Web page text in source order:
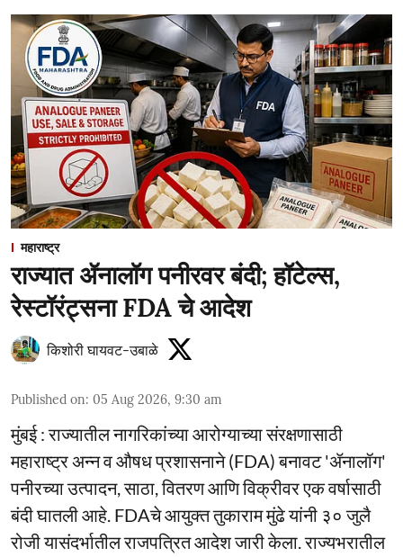
महाराष्ट्र
राज्यात ॲनालॉग पनीरवर बंदी; हॉटेल्स,
रेस्टॉरंट्सना FDA चे आदेश
किशोरी घायवट-उबाळे
Published on: 05 Aug 2026, 9:30 am
मुंबई : राज्यातील नागरिकांच्या आरोग्याच्या संरक्षणासाठी
महाराष्ट्र अन्न व औषध प्रशासनाने (FDA) बनावट 'ॲनालॉग'
पनीरच्या उत्पादन, साठा, वितरण आणि विक्रीवर एक वर्षासाठी
बंदी घातली आहे. FDAचे आयुक्त तुकाराम मुंढे यांनी ३० जुलै
रोजी यासंदर्भातील राजपत्रित आदेश जारी केला. राज्यभरातील